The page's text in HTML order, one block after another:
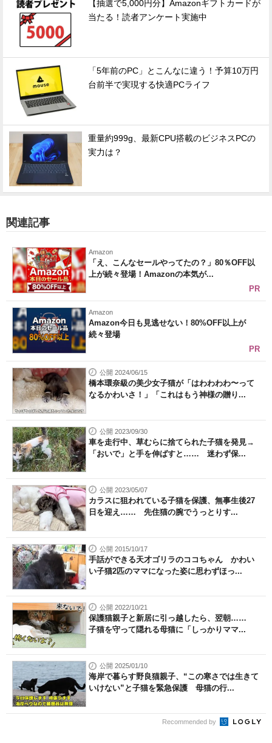
【抽選で5,000円分】Amazonギフトカードが
当たる！読者アンケート実施中
「5年前のPC」とこんなに違う！予算10万円
台前半で実現する快適PCライフ
重量約999g、最新CPU搭載のビジネスPCの
実力は？
関連記事
Amazon
「え、こんなセールやってたの？」80％OFF以
上が続々登場！Amazonの本気が...
PR
Amazon
Amazon今日も見逃せない！80%OFF以上が
続々登場
PR
公開 2024/06/15
橋本環奈級の美少女子猫が「はわわわわ〜って
なるかわいさ！」「これはもう神様の贈り...
公開 2023/09/30
車を走行中、草むらに捨てられた子猫を発見→
「おいで」と手を伸ばすと…… 迷わず保...
公開 2023/05/07
カラスに狙われている子猫を保護、無事生後27
日を迎え…… 先住猫の腕でうっとりす...
公開 2015/10/17
手話ができる天才ゴリラのココちゃん かわい
い子猫2匹のママになった姿に思わずほっ...
公開 2022/10/21
保護猫親子と新居に引っ越したら、翌朝……
子猫を守って隠れる母猫に「しっかりママ...
公開 2025/01/10
海岸で暮らす野良猫親子、“この寒さでは生きて
いけない”と子猫を緊急保護 母猫の行...
Recommended by